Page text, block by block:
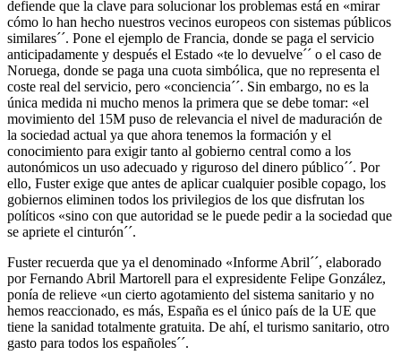
defiende que la clave para solucionar los problemas está en «mirar
cómo lo han hecho nuestros vecinos europeos con sistemas públicos
similares´´. Pone el ejemplo de Francia, donde se paga el servicio
anticipadamente y después el Estado «te lo devuelve´´ o el caso de
Noruega, donde se paga una cuota simbólica, que no representa el
coste real del servicio, pero «conciencia´´. Sin embargo, no es la
única medida ni mucho menos la primera que se debe tomar: «el
movimiento del 15M puso de relevancia el nivel de maduración de
la sociedad actual ya que ahora tenemos la formación y el
conocimiento para exigir tanto al gobierno central como a los
autonómicos un uso adecuado y riguroso del dinero público´´. Por
ello, Fuster exige que antes de aplicar cualquier posible copago, los
gobiernos eliminen todos los privilegios de los que disfrutan los
políticos «sino con que autoridad se le puede pedir a la sociedad que
se apriete el cinturón´´.
Fuster recuerda que ya el denominado «Informe Abril´´, elaborado
por Fernando Abril Martorell para el expresidente Felipe González,
ponía de relieve «un cierto agotamiento del sistema sanitario y no
hemos reaccionado, es más, España es el único país de la UE que
tiene la sanidad totalmente gratuita. De ahí, el turismo sanitario, otro
gasto para todos los españoles´´.